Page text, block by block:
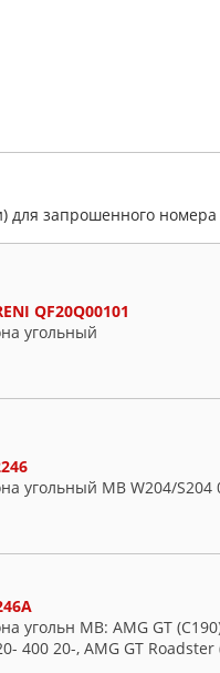
для запрошенного номера
QF20Q00101
угольный
угольный MB W204/S204
угольн MB: AMG GT
400 20-, AMG GT